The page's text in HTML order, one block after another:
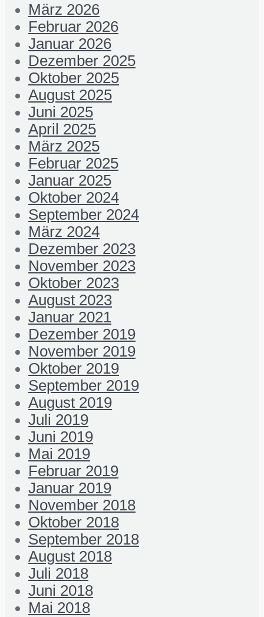
März 2026
Februar 2026
Januar 2026
Dezember 2025
Oktober 2025
August 2025
Juni 2025
April 2025
März 2025
Februar 2025
Januar 2025
Oktober 2024
September 2024
März 2024
Dezember 2023
November 2023
Oktober 2023
August 2023
Januar 2021
Dezember 2019
November 2019
Oktober 2019
September 2019
August 2019
Juli 2019
Juni 2019
Mai 2019
Februar 2019
Januar 2019
November 2018
Oktober 2018
September 2018
August 2018
Juli 2018
Juni 2018
Mai 2018